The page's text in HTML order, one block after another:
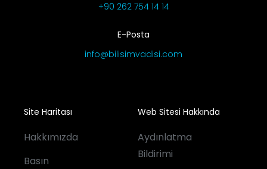
+90 262 754 14 14
E-Posta
info@bilisimvadisi.com
Site Haritası
Hakkımızda
Basın
Web Sitesi Hakkında
Aydınlatma
Bildirimi